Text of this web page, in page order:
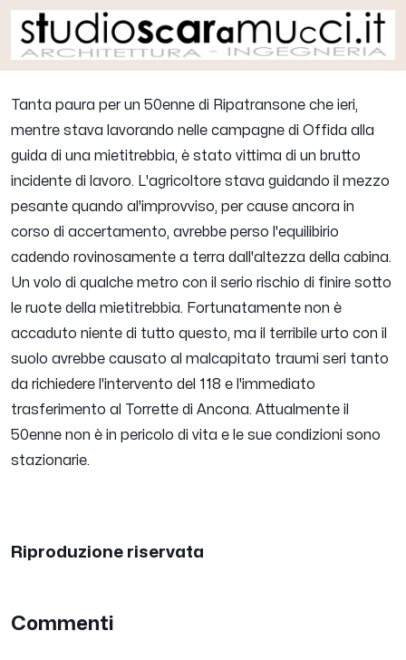
Tanta paura per un 50enne di Ripatransone che ieri,
mentre stava lavorando nelle campagne di Offida alla
guida di una mietitrebbia, è stato vittima di un brutto
incidente di lavoro. L'agricoltore stava guidando il mezzo
pesante quando al'improvviso, per cause ancora in
corso di accertamento, avrebbe perso l'equilibirio
cadendo rovinosamente a terra dall'altezza della cabina.
Un volo di qualche metro con il serio rischio di finire sotto
le ruote della mietitrebbia. Fortunatamente non è
accaduto niente di tutto questo, ma il terribile urto con il
suolo avrebbe causato al malcapitato traumi seri tanto
da richiedere l'intervento del 118 e l'immediato
trasferimento al Torrette di Ancona. Attualmente il
50enne non è in pericolo di vita e le sue condizioni sono
stazionarie.
Riproduzione riservata
Commenti